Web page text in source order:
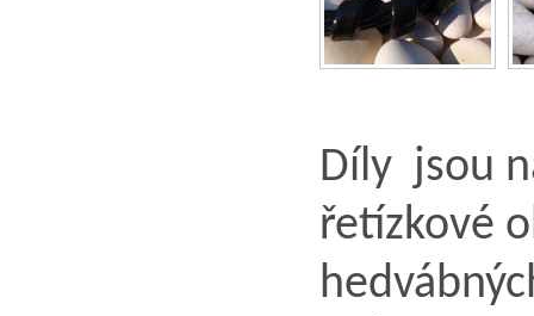
Díly jsou
řetízkové